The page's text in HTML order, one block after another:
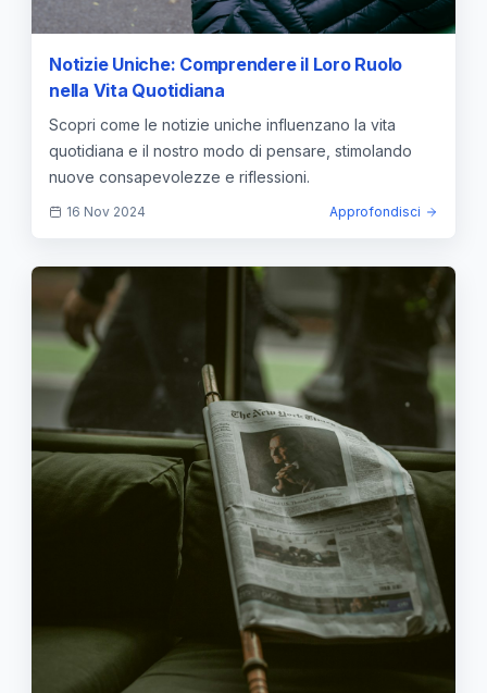
Notizie Uniche: Comprendere il Loro Ruolo
nella Vita Quotidiana
Scopri come le notizie uniche influenzano la vita
quotidiana e il nostro modo di pensare, stimolando
nuove consapevolezze e riflessioni.
16 Nov 2024 Approfondisci